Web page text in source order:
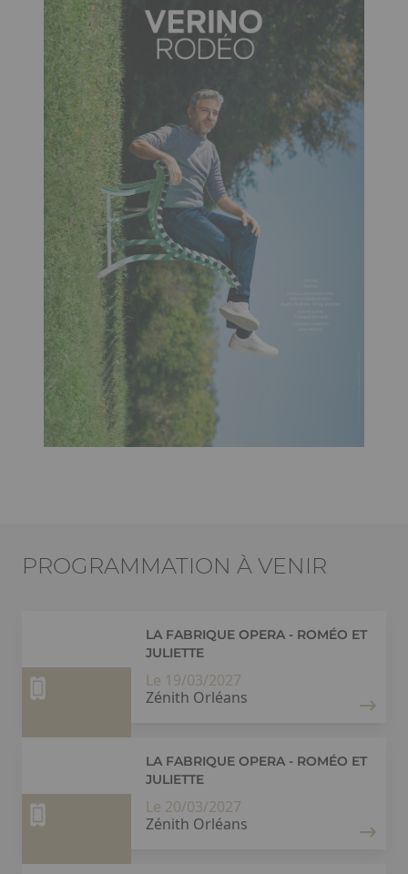
PROGRAMMATION À VENIR
LA FABRIQUE OPERA - ROMÉO ET
JULIETTE
Le 19/03/2027
Zénith Orléans
LA FABRIQUE OPERA - ROMÉO ET
JULIETTE
Le 20/03/2027
Zénith Orléans